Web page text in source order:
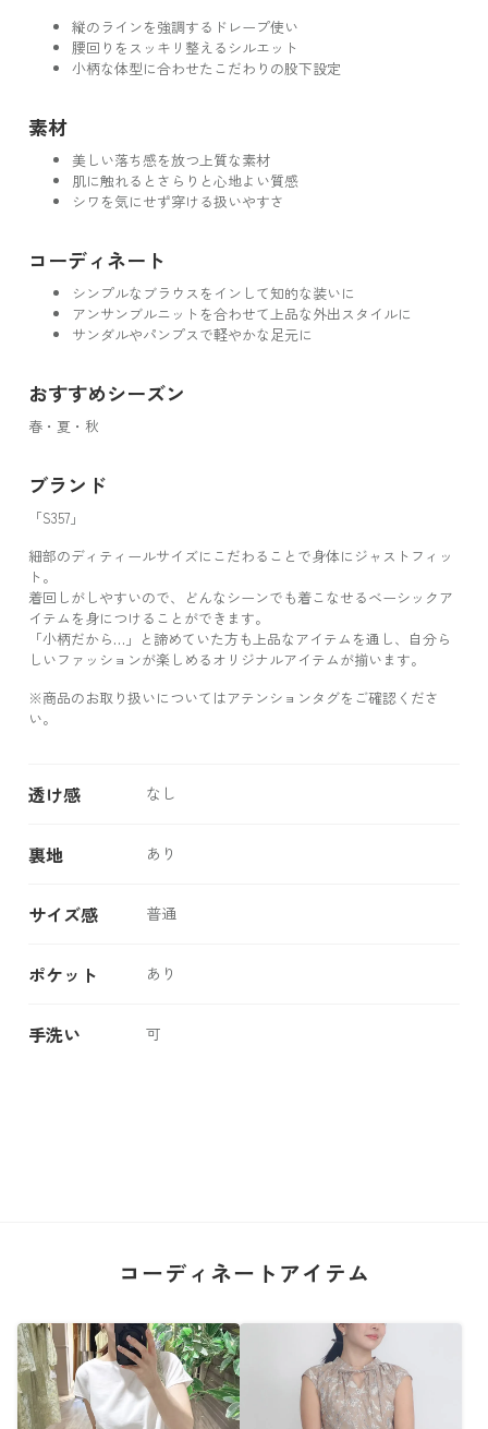
縦のラインを強調するドレープ使い
腰回りをスッキリ整えるシルエット
小柄な体型に合わせたこだわりの股下設定
素材
美しい落ち感を放つ上質な素材
肌に触れるとさらりと心地よい質感
シワを気にせず穿ける扱いやすさ
コーディネート
シンプルなブラウスをインして知的な装いに
アンサンブルニットを合わせて上品な外出スタイルに
サンダルやパンプスで軽やかな足元に
おすすめシーズン
春・夏・秋
ブランド
「S357」
細部のディティールサイズにこだわることで身体にジャストフィッ
ト。
着回しがしやすいので、どんなシーンでも着こなせるベーシックア
イテムを身につけることができます。
「小柄だから…」と諦めていた方も上品なアイテムを通し、自分ら
しいファッションが楽しめるオリジナルアイテムが揃います。
※商品のお取り扱いについてはアテンションタグをご確認くださ
い。
透け感 なし
裏地 あり
サイズ感 普通
ポケット あり
手洗い 可
コーディネートアイテム